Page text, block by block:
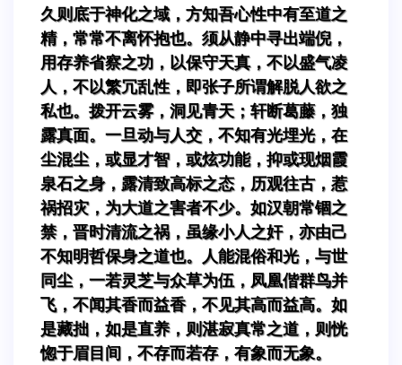
久则底于神化之域，方知吾心性中有至道之
精，常常不离怀抱也。须从静中寻出端倪，
用存养省察之功，以保守天真，不以盛气凌
人，不以繁冗乱性，即张子所谓解脱人欲之
私也。拨开云雾，洞见青天；轩断葛藤，独
露真面。一旦动与人交，不知有光埋光，在
尘混尘，或显才智，或炫功能，抑或现烟霞
泉石之身，露清致高标之态，历观往古，惹
祸招灾，为大道之害者不少。如汉朝常锢之
禁，晋时清流之祸，虽缘小人之奸，亦由己
不知明哲保身之道也。人能混俗和光，与世
同尘，一若灵芝与众草为伍，凤凰偕群鸟并
飞，不闻其香而益香，不见其高而益高。如
是藏拙，如是直养，则湛寂真常之道，则恍
惚于眉目间，不存而若存，有象而无象。